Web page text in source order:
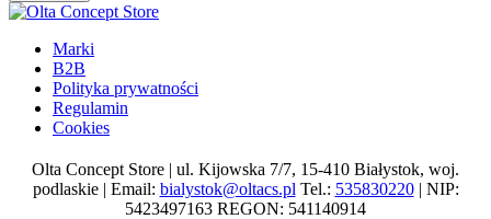
Marki
B2B
Polityka prywatności
Regulamin
Cookies
Olta Concept Store | ul. Kijowska 7/7, 15-410 Białystok, woj.
podlaskie | Email: bialystok@oltacs.pl Tel.: 535830220| NIP:
5423497163 REGON: 541140914